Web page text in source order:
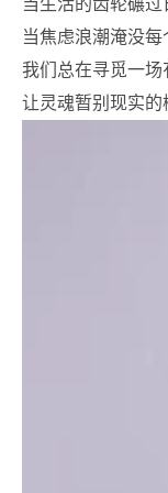
当生活的齿轮碾过
当焦虑浪潮淹没每
我们总在寻觅一场
让灵魂暂别现实